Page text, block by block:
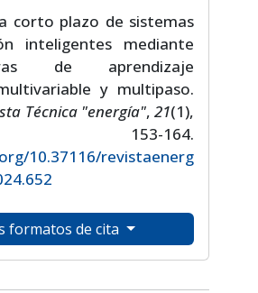
corto plazo de sistemas
inteligentes mediante
de aprendizaje
y multipaso.
Técnica "energía", 21(1),
153-164.
10.37116/revistaenerg
formatos de cita